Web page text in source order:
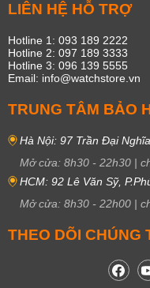
LIÊN HỆ HỖ TRỢ
Hotline 1: 093 189 2222
Hotline 2: 097 189 3333
Hotline 3: 096 139 5555
Email: info@watchstore.vn
TRUNG TÂM BẢO
Hà Nội: 97 Trần Đại
Mở cửa: 8h30 - 22h30 |
HCM: 92 Lê Văn Sỹ,
Mở cửa: 8h30 - 22h00 |
THEO DÕI CHÚNG